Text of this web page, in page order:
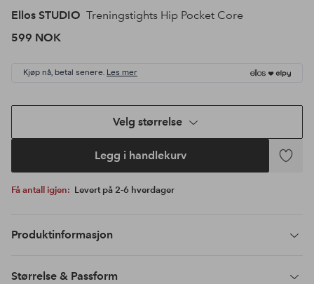
Ellos STUDIO Treningstights Hip Pocket Core
599 NOK
Kjøp nå, betal senere. Les mer
Velg størrelse
Legg i handlekurv
Legg
Få antall igjen: Levert på 2-6 hverdager
Produktinformasjon
Størrelse & Passform